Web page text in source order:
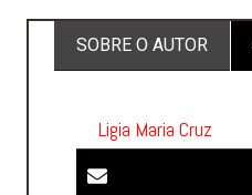
SOBRE O AUTOR
Ligia Maria Cruz